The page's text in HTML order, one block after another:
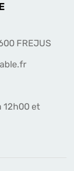
FREJUS
12h00 et